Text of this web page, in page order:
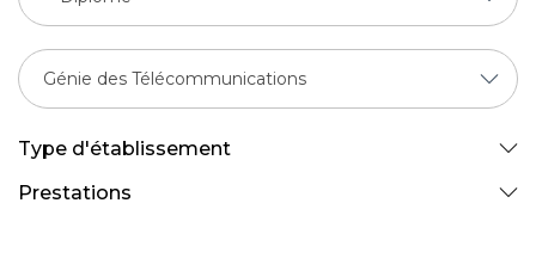
Type d'établissement
Prestations